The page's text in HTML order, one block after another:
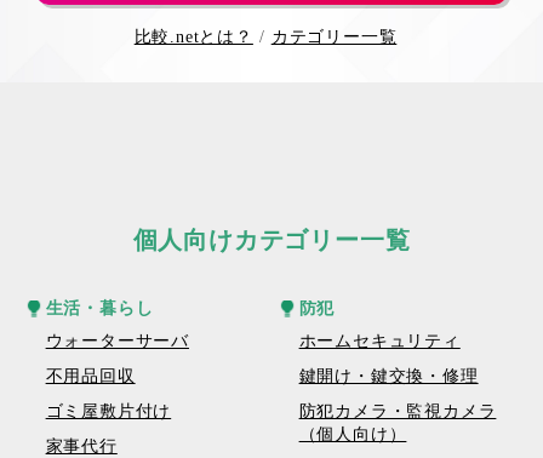
比較.netとは？ カテゴリー一覧
個人向けカテゴリー一覧
生活・暮らし
ウォーターサーバ
不用品回収
ゴミ屋敷片付け
家事代行
防犯
ホームセキュリティ
鍵開け・鍵交換・修理
防犯カメラ・監視カメラ
（個人向け）